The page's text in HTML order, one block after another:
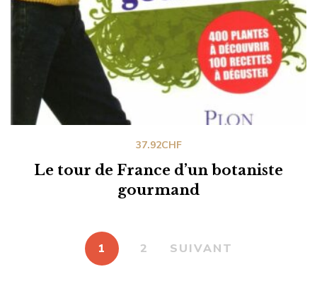
Le tour de France d’un botaniste
gourmand
37.92CHF
1 2 SUIVANT